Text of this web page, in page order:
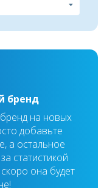
бренд
на новых
добавьте
а остальное
статистикой
она будет